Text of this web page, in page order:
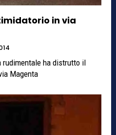
in via
rudimentale ha distrutto il
Magenta